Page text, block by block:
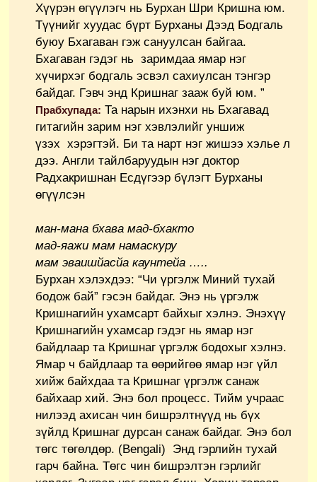
Хүүрэн өгүүлэгч нь Бурхан Шри Кришна юм.
Түүнийг хуудас бүрт Бурханы Дээд Бодгаль
буюу Бхагаван гэж сануулсан байгаа.
Бхагаван гэдэг нь заримдаа ямар нэг
хүчирхэг бодгаль эсвэл сахиулсан тэнгэр
байдаг. Гэвч энд Кришнаг зааж буй юм. ”
Прабхупада: Та нарын ихэнхи нь Бхагавад
гитагийн зарим нэг хэвлэлийг уншиж
үзэх хэрэгтэй. Би та нарт нэг жишээ хэлье л
дээ. Англи тайлбаруудын нэг доктор
Радхакришнан Есдүгээр бүлэгт Бурханы
өгүүлсэн
ман-мана бхава мад-бхакто
мад-яажи мам намаскуру
мам эваишйасйа каунтейа …..
Бурхан хэлэхдээ: “Чи үргэлж Миний тухай
бодож бай” гэсэн байдаг. Энэ нь үргэлж
Кришнагийн ухамсарт байхыг хэлнэ. Энэхүү
Кришнагийн ухамсар гэдэг нь ямар нэг
байдлаар та Кришнаг үргэлж бодохыг хэлнэ.
Ямар ч байдлаар та өөрийгөө ямар нэг үйл
хийж байхдаа та Кришнаг үргэлж санаж
байхаар хий. Энэ бол процесс. Тийм учраас
нилээд ахисан чин бишрэлтнүүд нь бүх
зүйлд Кришнаг дурсан санаж байдаг. Энэ бол
төгс төгөлдөр. (Bengali) Энд гэрлийн тухай
гарч байна. Төгс чин бишрэлтэн гэрлийг